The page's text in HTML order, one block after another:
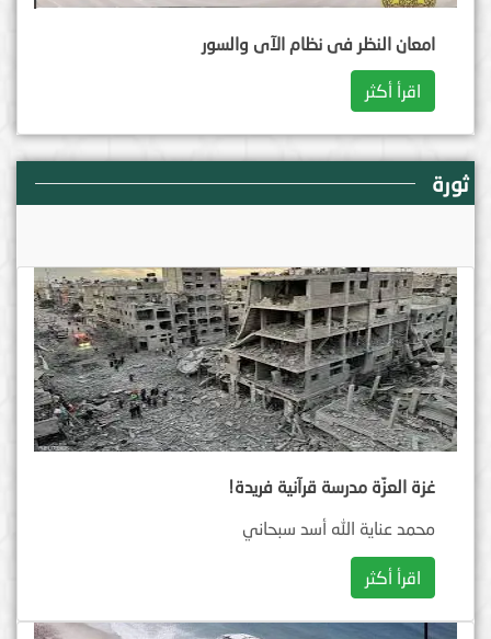
امعان النظر فی نظام الآی والسور
اقرأ أكثر
ثورة
غزة العزّة مدرسة قرآنية فريدة!
محمد عناية الله أسد سبحاني
اقرأ أكثر